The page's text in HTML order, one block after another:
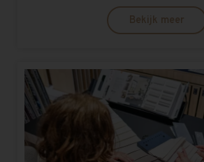
Bekijk meer